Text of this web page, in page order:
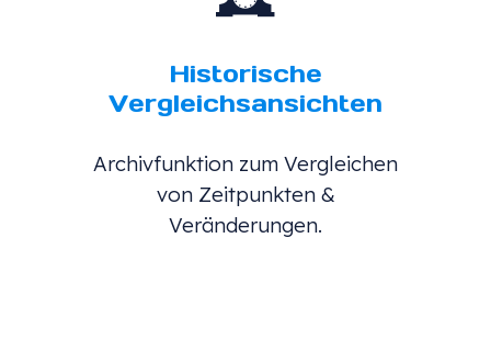
Historische
Vergleichsansichten
Archivfunktion zum Vergleichen
von Zeitpunkten &
Veränderungen.